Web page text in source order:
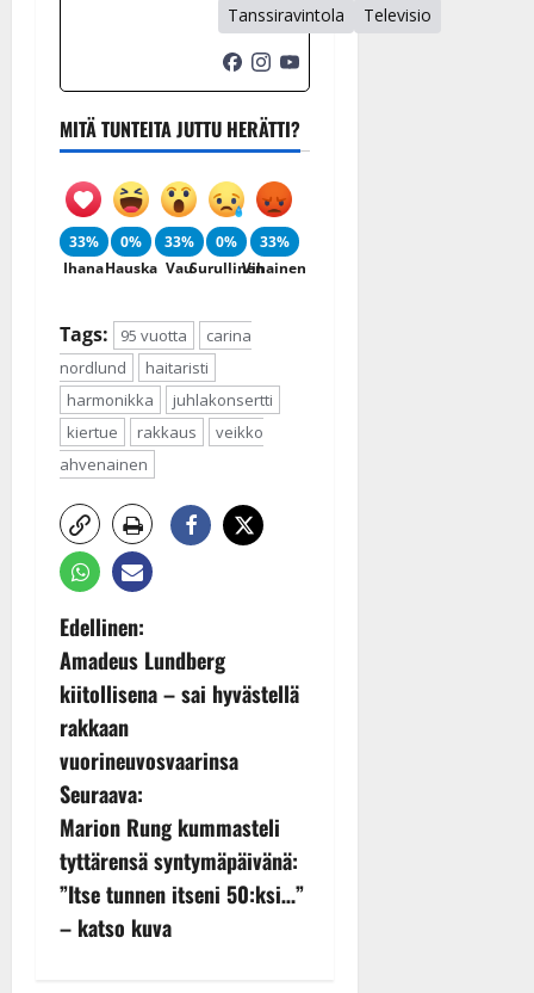
Tanssiravintola
Televisio
MITÄ TUNTEITA JUTTU HERÄTTI?
33%
Ihana
0%
Hauska
33%
Vau
0%
Surullinen
33%
Vihainen
Tags: 95 vuotta
carina
nordlund
haitaristi
harmonikka
juhlakonsertti
kiertue
rakkaus
veikko
ahvenainen
P
o
s
t
n
a
v
Edellinen:
Amadeus Lundberg
kiitollisena – sai hyvästellä
rakkaan
vuorineuvosvaarinsa
Seuraava:
Marion Rung kummasteli
tyttärensä syntymäpäivänä:
”Itse tunnen itseni 50:ksi…”
– katso kuva